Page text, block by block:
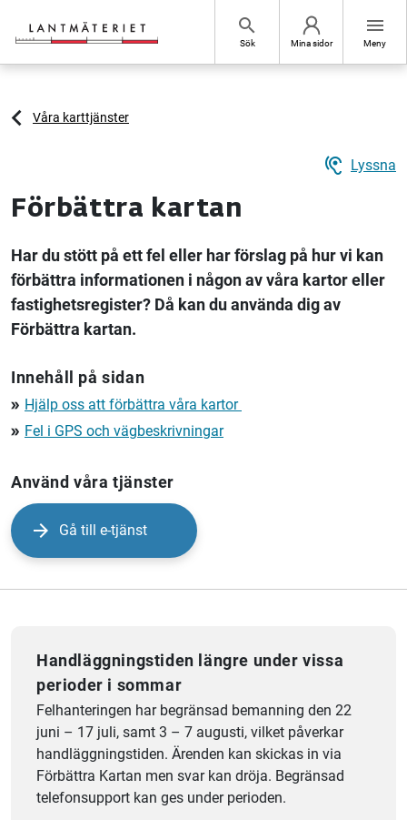
search
Sök Mina sidor
menu
Meny
Våra karttjänster
hearing Lyssna
Förbättra kartan
Har du stött på ett fel eller har förslag på hur vi kan
förbättra informationen i någon av våra kartor eller
fastighetsregister? Då kan du använda dig av
Förbättra kartan.
Innehåll på sidan
double_arrow Hjälp oss att förbättra våra kartor
double_arrow Fel i GPS och vägbeskrivningar
Använd våra tjänster
Gå till e-tjänst
Handläggningstiden längre under vissa
perioder i sommar
Felhanteringen har begränsad bemanning den 22
juni – 17 juli, samt 3 – 7 augusti, vilket påverkar
handläggningstiden. Ärenden kan skickas in via
Förbättra Kartan men svar kan dröja. Begränsad
telefonsupport kan ges under perioden.